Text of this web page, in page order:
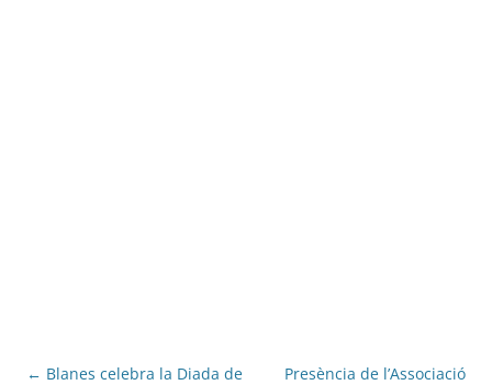
Navegació
← Blanes celebra la Diada de
Presència de l’Associació